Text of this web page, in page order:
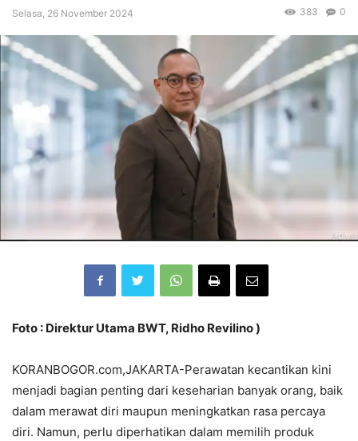
Selasa, 26 November 2024 0
383
Foto : Direktur Utama BWT, Ridho Revilino )
KORANBOGOR.com,JAKARTA-Perawatan kecantikan kini
menjadi bagian penting dari keseharian banyak orang, baik
dalam merawat diri maupun meningkatkan rasa percaya
diri. Namun, perlu diperhatikan dalam memilih produk